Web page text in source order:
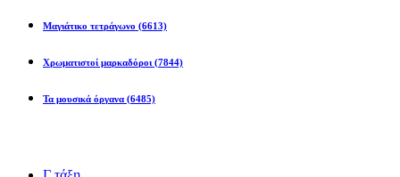
Μαγιάτικο τετράγωνο (6613)
Χρωματιστοί μαρκαδόροι (7844)
Τα μουσικά όργανα (6485)